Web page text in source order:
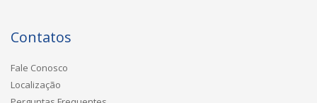
Contatos
Fale Conosco
Localização